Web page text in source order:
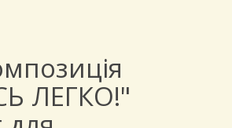
ЛЕГКО!"